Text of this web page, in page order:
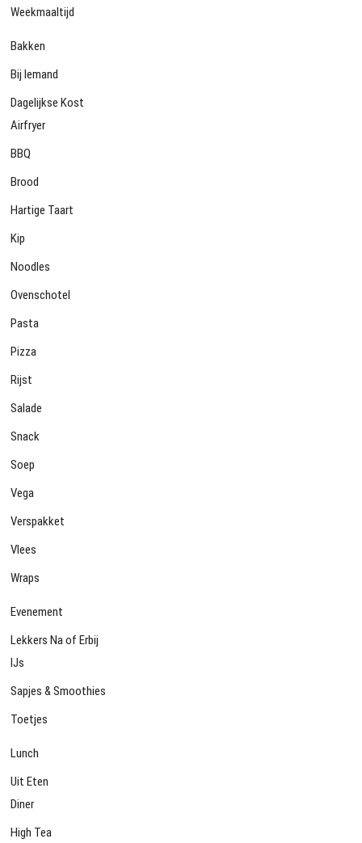
Weekmaaltijd
Bakken
Bij Iemand
Dagelijkse Kost
Airfryer
BBQ
Brood
Hartige Taart
Kip
Noodles
Ovenschotel
Pasta
Pizza
Rijst
Salade
Snack
Soep
Vega
Verspakket
Vlees
Wraps
Evenement
Lekkers Na of Erbij
IJs
Sapjes & Smoothies
Toetjes
Lunch
Uit Eten
Diner
High Tea